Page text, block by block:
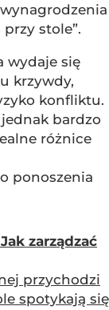
stole”.
wydaje się
krzywdy,
konfliktu.
bardzo
różnice
ponoszenia
zarządzać
przychodzi
spotykają się